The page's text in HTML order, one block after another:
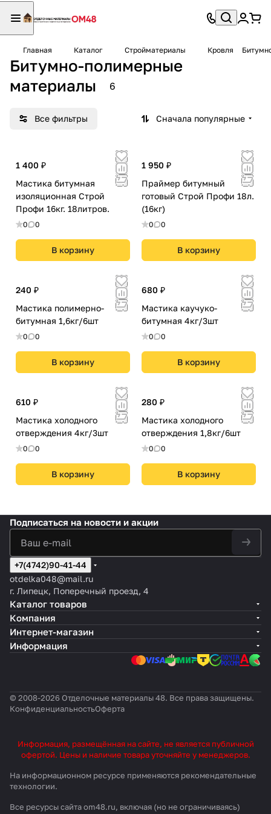
Главная Каталог Стройматериалы Кровля
Битумно-полимерные
материалы
6
Все фильтры Сначала популярные
1 400 ₽
Мастика битумная
изоляционная Строй
Профи 16кг. 18литров.
0 0
В корзину
1 950 ₽
Праймер битумный
готовый Строй Профи 18л.
(16кг)
0 0
В корзину
240 ₽
Мастика полимерно-
битумная 1,6кг/6шт
0 0
В корзину
680 ₽
Мастика каучуко-
битумная 4кг/3шт
0 0
В корзину
610 ₽
Мастика холодного
отверждения 4кг/3шт
0 0
В корзину
280 ₽
Мастика холодного
отверждения 1,8кг/6шт
0 0
В корзину
Подписаться на новости и акции
+7(4742)90-41-44
otdelka048@mail.ru
г. Липецк, Поперечный проезд, 4
Каталог товаров
Компания
Интернет-магазин
Информация
© 2008-2026 Отделочные материалы 48. Все права защищены.
КонфиденциальностьОферта
Информация, размещённая на сайте, не является публичной
офертой. Цены и наличие товара уточняйте у менеджеров.
На информационном ресурсе применяются рекомендательные
технологии.
Все ресурсы сайта om48.ru, включая (но не ограничиваясь)